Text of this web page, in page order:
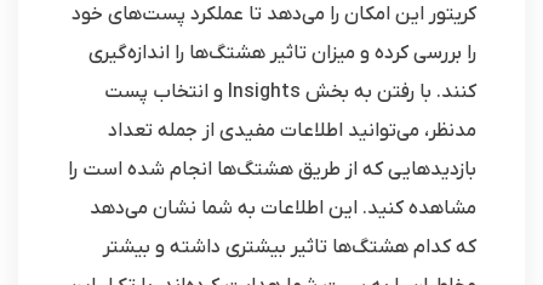
کریتور این امکان را می‌دهد تا عملکرد پست‌های خود
را بررسی کرده و میزان تاثیر هشتگ‌ها را اندازه‌گیری
کنند. با رفتن به بخش Insights و انتخاب پست
مدنظر، می‌توانید اطلاعات مفیدی از جمله تعداد
بازدیدهایی که از طریق هشتگ‌ها انجام شده است را
مشاهده کنید. این اطلاعات به شما نشان می‌دهد
که کدام هشتگ‌ها تاثیر بیشتری داشته و بیشتر